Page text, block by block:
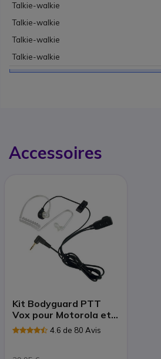
Talkie-walkie
Talkie-walkie
Talkie-walkie
Talkie-walkie
Accessoires
Kit Bodyguard PTT
Vox pour Motorola et
Cobra
4.6 de 80 Avis